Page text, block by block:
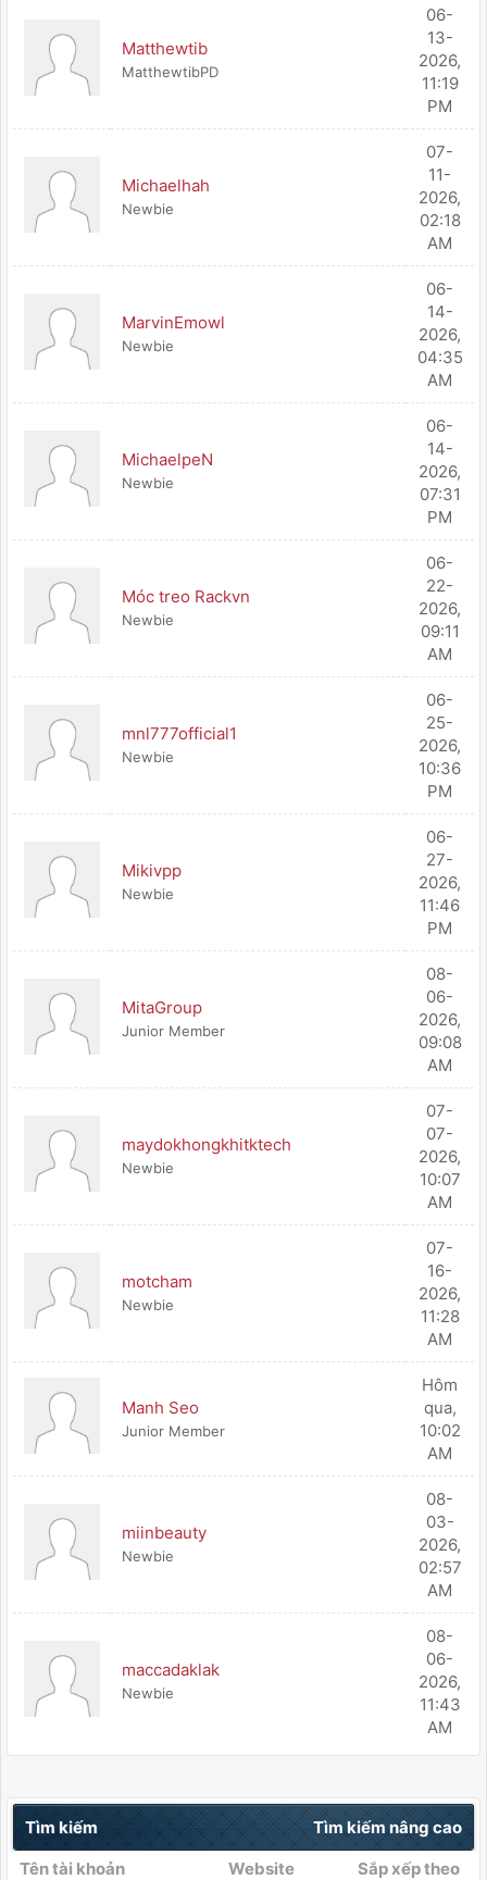
Matthewtib
MatthewtibPD
06-
13-
2026,
11:19
PM
Michaelhah
Newbie
07-
11-
2026,
02:18
AM
MarvinEmowl
Newbie
06-
14-
2026,
04:35
AM
MichaelpeN
Newbie
06-
14-
2026,
07:31
PM
Móc treo Rackvn
Newbie
06-
22-
2026,
09:11
AM
mnl777official1
Newbie
06-
25-
2026,
10:36
PM
Mikivpp
Newbie
06-
27-
2026,
11:46
PM
MitaGroup
Junior Member
08-
06-
2026,
09:08
AM
maydokhongkhitktech
Newbie
07-
07-
2026,
10:07
AM
motcham
Newbie
07-
16-
2026,
11:28
AM
Manh Seo
Junior Member
Hôm
qua,
10:02
AM
miinbeauty
Newbie
08-
03-
2026,
02:57
AM
maccadaklak
Newbie
08-
06-
2026,
11:43
AM
Tìm kiếm nâng cao
Tìm kiếm
Tên tài khoản
Website Sắp xếp theo